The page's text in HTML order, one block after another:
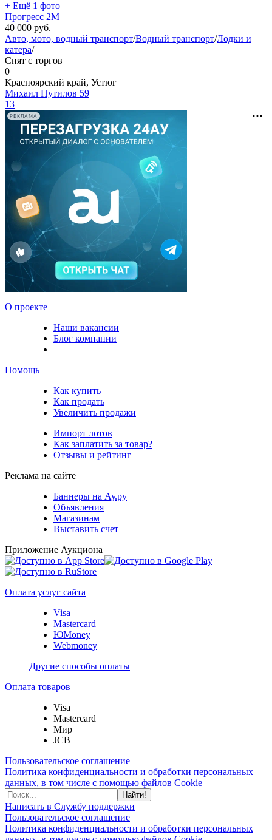
+ Ещё 1 фото
Прогресс 2М
40 000 руб.
Авто, мото, водный транспорт/Водный транспорт/Лодки и
катера/
Снят с торгов
0
Красноярский край, Устюг
Михаил Путилов 59
13
РЕКЛАМА
О проекте
Наши вакансии
Блог компании
Помощь
Как купить
Как продать
Увеличить продажи
Импорт лотов
Как заплатить за товар?
Отзывы и рейтинг
Реклама на сайте
Баннеры на Ау.ру
Объявления
Магазинам
Выставить счет
Приложение Аукциона
Оплата услуг сайта
Visa
Mastercard
ЮMoney
Webmoney
Другие способы оплаты
Оплата товаров
Visa
Mastercard
Мир
JCB
Пользовательское соглашение
Политика конфиденциальности и обработки персональных
данных, в том числе с помощью файлов Cookie
Найти!
Написать в Службу поддержки
Пользовательское соглашение
Политика конфиденциальности и обработки персональных